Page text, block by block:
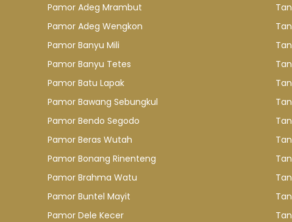
Pamor Adeg Mrambut
Pamor Adeg Wengkon
Pamor Banyu Mili
Pamor Banyu Tetes
Pamor Batu Lapak
Pamor Bawang Sebungkul
Pamor Bendo Segodo
Pamor Beras Wutah
Pamor Bonang Rinenteng
Pamor Brahma Watu
Pamor Buntel Mayit
Pamor Dele Kecer